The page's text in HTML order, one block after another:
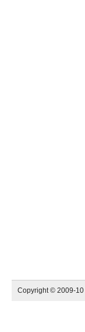
Copyright © 2009-10